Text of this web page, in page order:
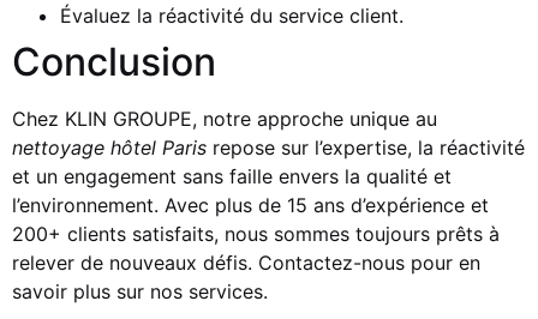
Évaluez la réactivité du service client.
Conclusion
Chez KLIN GROUPE, notre approche unique au
nettoyage hôtel Paris repose sur l’expertise, la réactivité
et un engagement sans faille envers la qualité et
l’environnement. Avec plus de 15 ans d’expérience et
200+ clients satisfaits, nous sommes toujours prêts à
relever de nouveaux défis. Contactez-nous pour en
savoir plus sur nos services.